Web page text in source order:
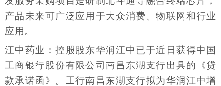
产品未来可广泛应用于大众消费、物联网和行业
应用。
江中药业：控股股东华润江中已于近日获得中国
工商银行股份有限公司南昌东湖支行出具的《贷
款承诺函》。工行南昌东湖支行拟为华润江中增